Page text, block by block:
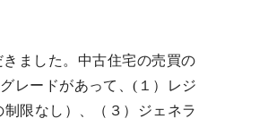
ました。中古住宅の売買の
レードがあって、(１）レジ
限なし）、（３）ジェネラ